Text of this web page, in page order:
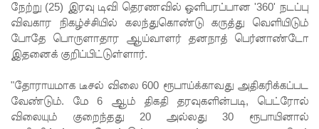
முழுமை
யான
டுக்குள்
வந்த
நேற்று (25) இரவு டிவி தெரணவில் ஒளிபரப்பான '360' நடப்பு
விவகார நிகழ்ச்சியில் கலந்துகொண்டு கருத்து வெளியிடும்
போதே பொருளாதார ஆய்வாளர் தனநாத் பெர்னாண்டோ
இதனைக் குறிப்பிட்டுள்ளார்.
"தோராயமாக டீசல் விலை 600 ரூபாய்க்காவது அதிகரிக்கப்பட
வேண்டும். மே 6 ஆம் திகதி தரவுகளின்படி, பெட்ரோல்
விலையும் குறைந்தது 20 அல்லது 30 ரூபாயினால்